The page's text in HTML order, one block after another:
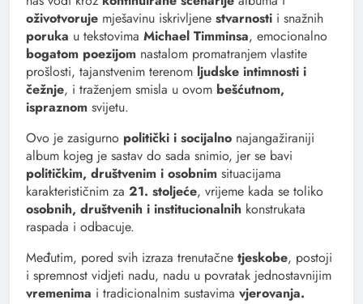
oživotvoruje mješavinu iskrivljene stvarnosti i snažnih
poruka u tekstovima Michael Timminsa, emocionalno
bogatom poezijom nastalom promatranjem vlastite
prošlosti, tajanstvenim terenom ljudske intimnosti i
čežnje, i traženjem smisla u ovom bešćutnom,
ispraznom svijetu.
Ovo je zasigurno politički i socijalno najangažiraniji
album kojeg je sastav do sada snimio, jer se bavi
političkim, društvenim i osobnim situacijama
karakterističnim za 21. stoljeće, vrijeme kada se toliko
osobnih, društvenih i institucionalnih konstrukata
raspada i odbacuje.
Međutim, pored svih izraza trenutačne tjeskobe, postoji
i spremnost vidjeti nadu, nadu u povratak jednostavnijim
vremenima i tradicionalnim sustavima vjerovanja.